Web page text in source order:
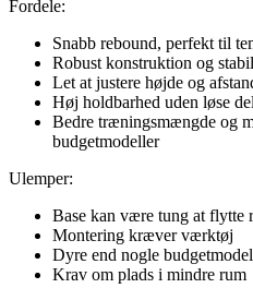
Fordele:
Snabb rebound, perfekt til
Robust konstruktion og
Let at justere højde og
Høj holdbarhed uden løse
Bedre træningsmængde og
budgetmodeller
Ulemper:
Base kan være tung at flytte
Montering kræver værktøj
Dyre end nogle
Krav om plads i mindre rum